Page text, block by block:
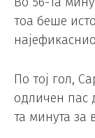
тоа беше
По тој гол,
одличен пас
та минута за